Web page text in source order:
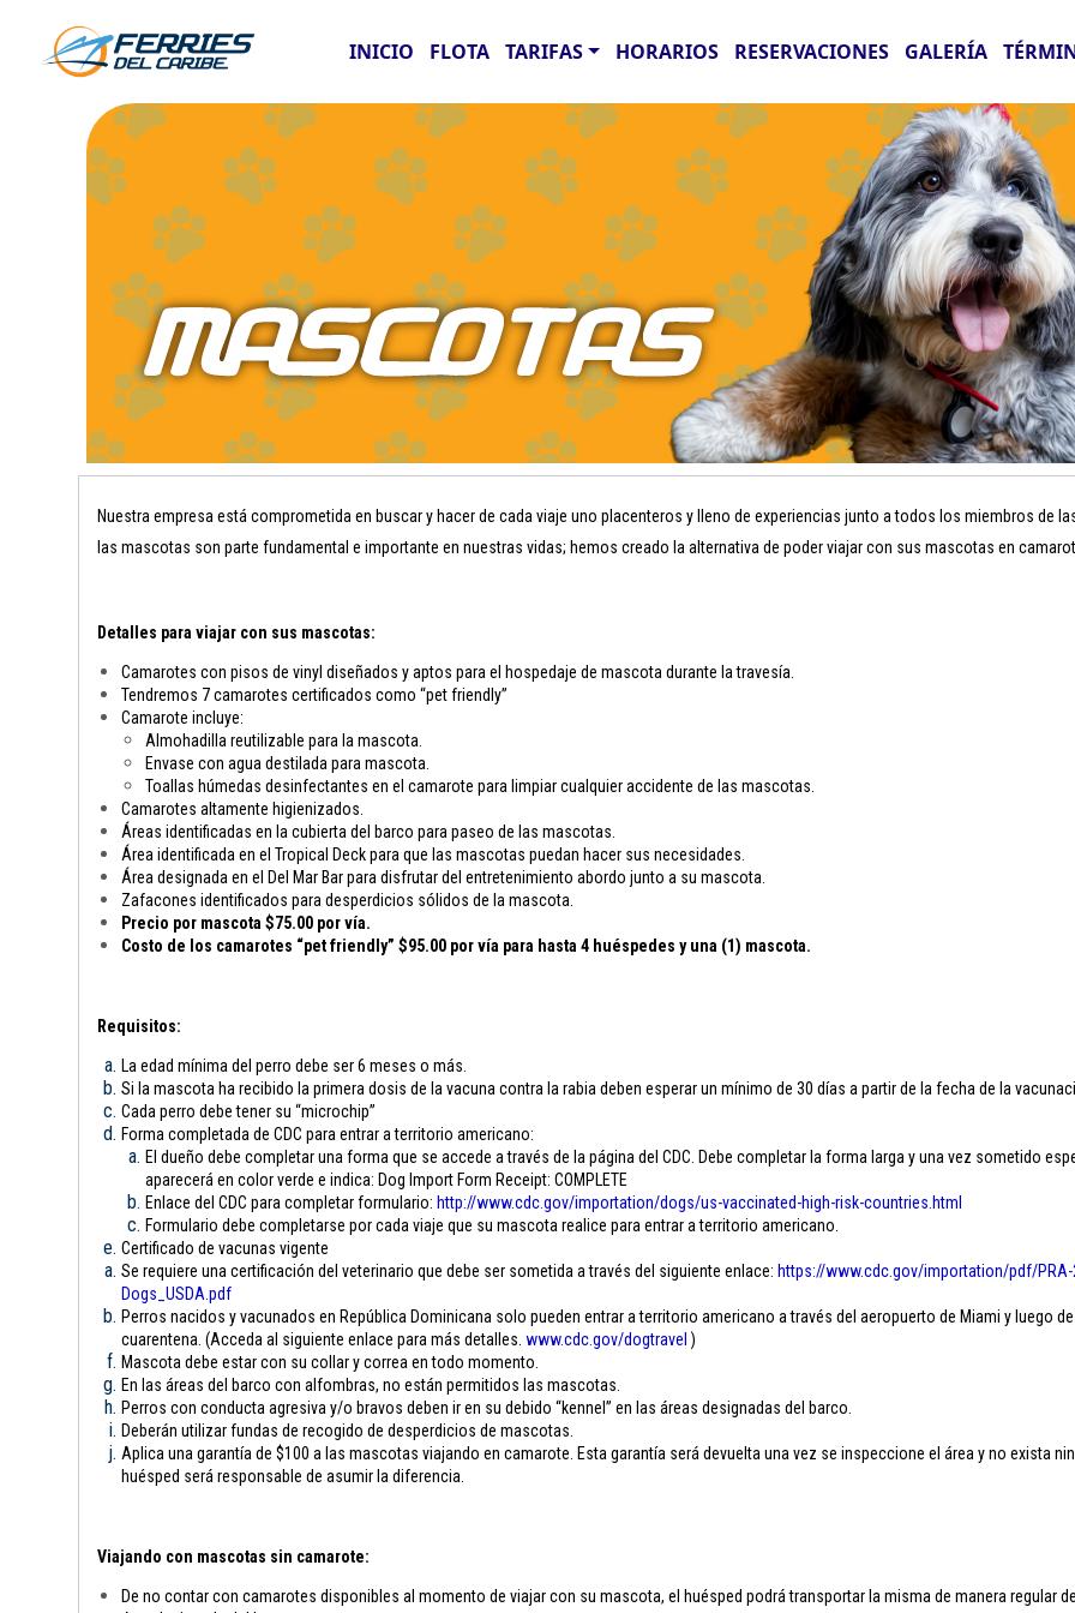
INICIO FLOTA TARIFAS HORARIOS RESERVACIONES GALERÍA
Nuestra empresa está comprometida en buscar y hacer de cada viaje uno placenteros y lleno de experiencias junto a todos los miembros de
las mascotas son parte fundamental e importante en nuestras vidas; hemos creado la alternativa de poder viajar con sus mascotas en
Detalles para viajar con sus mascotas:
Camarotes con pisos de vinyl diseñados y aptos para el hospedaje de mascota durante la travesía.
Tendremos 7 camarotes certificados como “pet friendly”
Camarote incluye:
Almohadilla reutilizable para la mascota.
Envase con agua destilada para mascota.
Toallas húmedas desinfectantes en el camarote para limpiar cualquier accidente de las mascotas.
Camarotes altamente higienizados.
Áreas identificadas en la cubierta del barco para paseo de las mascotas.
Área identificada en el Tropical Deck para que las mascotas puedan hacer sus necesidades.
Área designada en el Del Mar Bar para disfrutar del entretenimiento abordo junto a su mascota.
Zafacones identificados para desperdicios sólidos de la mascota.
Precio por mascota $75.00 por vía.
Costo de los camarotes “pet friendly” $95.00 por vía para hasta 4 huéspedes y una (1) mascota.
Requisitos:
La edad mínima del perro debe ser 6 meses o más.
Si la mascota ha recibido la primera dosis de la vacuna contra la rabia deben esperar un mínimo de 30 días a partir de la fecha de la
Cada perro debe tener su “microchip”
Forma completada de CDC para entrar a territorio americano:
El dueño debe completar una forma que se accede a través de la página del CDC. Debe completar la forma larga y una vez sometido
aparecerá en color verde e indica: Dog Import Form Receipt: COMPLETE
Enlace del CDC para completar formulario: http://www.cdc.gov/importation/dogs/us-vaccinated-high-risk-countries.html
Formulario debe completarse por cada viaje que su mascota realice para entrar a territorio americano.
Certificado de vacunas vigente
Se requiere una certificación del veterinario que debe ser sometida a través del siguiente enlace: https://www.cdc.gov/importation/pdf/PRA-
Dogs_USDA.pdf
Perros nacidos y vacunados en República Dominicana solo pueden entrar a territorio americano a través del aeropuerto de Miami y luego
cuarentena. (Acceda al siguiente enlace para más detalles. www.cdc.gov/dogtravel )
Mascota debe estar con su collar y correa en todo momento.
En las áreas del barco con alfombras, no están permitidos las mascotas.
Perros con conducta agresiva y/o bravos deben ir en su debido “kennel” en las áreas designadas del barco.
Deberán utilizar fundas de recogido de desperdicios de mascotas.
Aplica una garantía de $100 a las mascotas viajando en camarote. Esta garantía será devuelta una vez se inspeccione el área y no exista
huésped será responsable de asumir la diferencia.
Viajando con mascotas sin camarote:
De no contar con camarotes disponibles al momento de viajar con su mascota, el huésped podrá transportar la misma de manera regular